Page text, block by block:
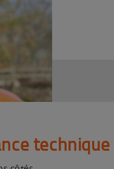
technique